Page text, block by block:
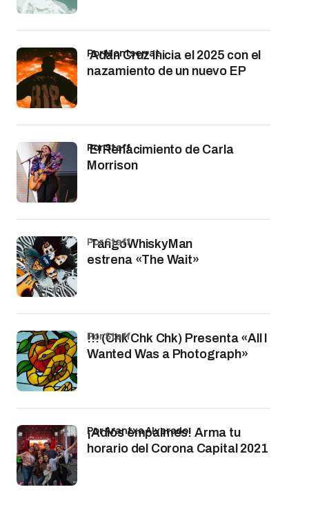
Adán Cruz inicia el 2025 con el
nazamiento de un nuevo EP
por Montserrat
El Renacimiento de Carla
Morrison
por Staff
TangoWhiskyMan
estrena «The Wait»
por Staff
!!! (Chk Chk Chk) Presenta «All I
Wanted Was a Photograph»
por Staff
¡Adiós empalmes! Arma tu
horario del Corona Capital 2021
por Arantxa Alvarado